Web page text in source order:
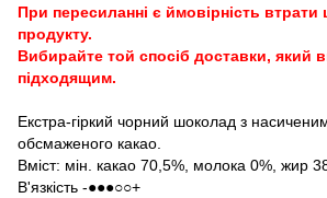
При пересиланні є ймовірність втрати
продукту.
Вибирайте той спосіб доставки, який
підходящим.
Екстра-гіркий чорний шоколад з
обсмаженого какао.
Вміст: мін. какао 70,5%, молока 0%, жир
В'язкість -●●●○○+